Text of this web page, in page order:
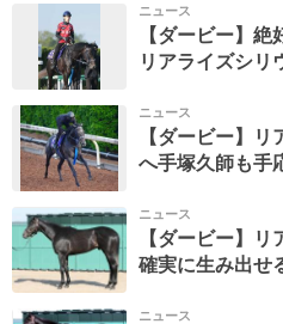
ニュース
【ダービー】
リアライズシリ
ニュース
【ダービー】
へ手塚久師も手
ニュース
【ダービー】
確実に生み出せ
ニュース